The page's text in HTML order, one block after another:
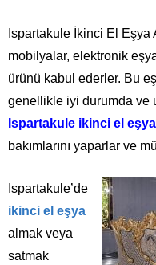
Ispartakule İkinci El Eşya
mobilyalar, elektronik
ürünü kabul ederler. Bu
genellikle iyi durumda ve
Ispartakule ikinci el
bakımlarını yaparlar ve
Ispartakule’de
ikinci el eşya
almak veya
satmak